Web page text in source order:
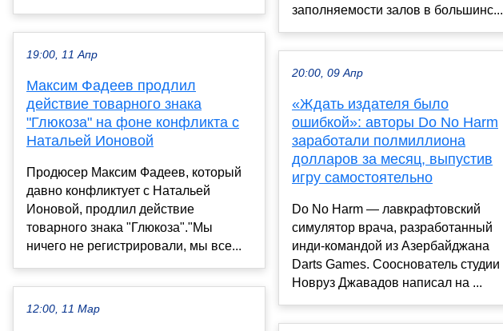
19:00, 11 Апр
Максим Фадеев продлил
действие товарного знака
"Глюкоза" на фоне конфликта с
Натальей Ионовой
Продюсер Максим Фадеев, который
давно конфликтует с Натальей
Ионовой, продлил действие
товарного знака "Глюкоза"."Мы
ничего не регистрировали, мы все...
12:00, 11 Мар
заполняемости залов в большинс...
20:00, 09 Апр
«Ждать издателя было
ошибкой»: авторы Do No Harm
заработали полмиллиона
долларов за месяц, выпустив
игру самостоятельно
Do No Harm — лавкрафтовский
симулятор врача, разработанный
инди-командой из Азербайджана
Darts Games. Сооснователь студии
Новруз Джавадов написал на ...